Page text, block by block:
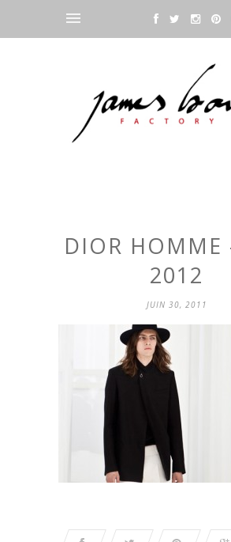
DIOR HOMME
2012
JUIN 30, 2011